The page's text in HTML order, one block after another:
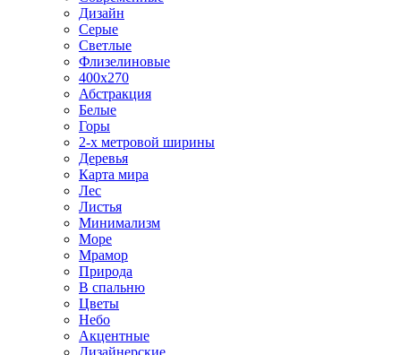
Дизайн
Серые
Светлые
Флизелиновые
400х270
Абстракция
Белые
Горы
2-х метровой ширины
Деревья
Карта мира
Лес
Листья
Минимализм
Море
Мрамор
Природа
В спальню
Цветы
Небо
Акцентные